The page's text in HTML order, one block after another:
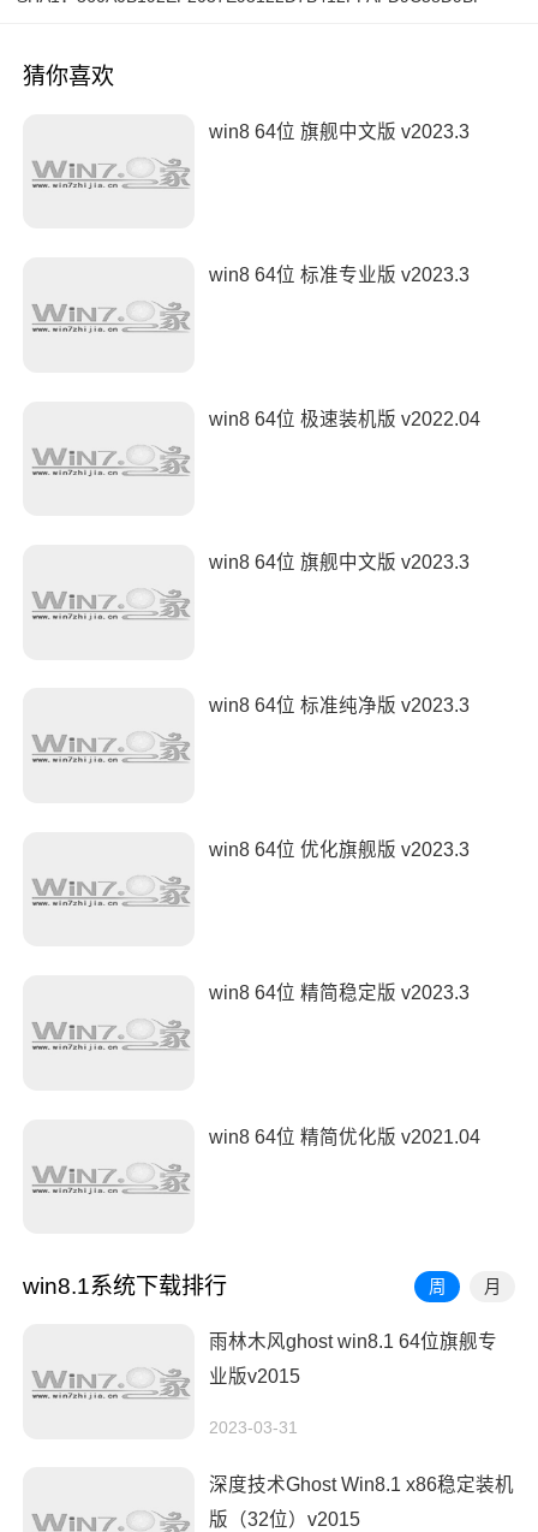
猜你喜欢
win8 64位 旗舰中文版 v2023.3
win8 64位 标准专业版 v2023.3
win8 64位 极速装机版 v2022.04
win8 64位 旗舰中文版 v2023.3
win8 64位 标准纯净版 v2023.3
win8 64位 优化旗舰版 v2023.3
win8 64位 精简稳定版 v2023.3
win8 64位 精简优化版 v2021.04
win8.1系统下载排行 周 月
雨林木风ghost win8.1 64位旗舰专
业版v2015
2023-03-31
深度技术Ghost Win8.1 x86稳定装机
版（32位）v2015